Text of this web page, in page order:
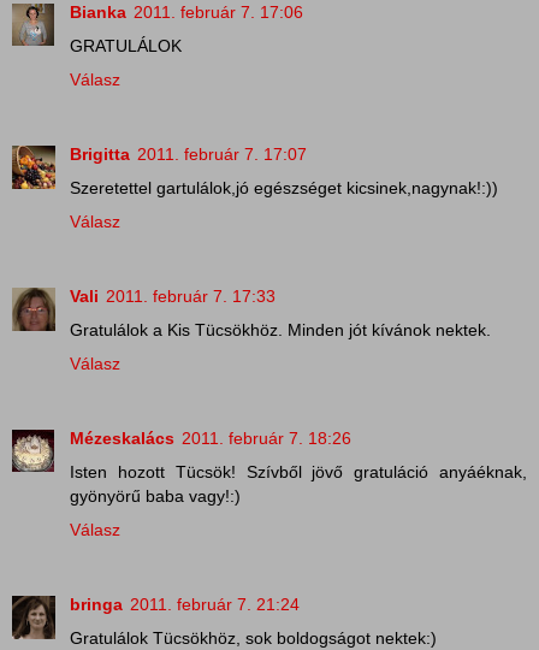
Bianka 2011. február 7. 17:06
GRATULÁLOK
Válasz
Brigitta 2011. február 7. 17:07
Szeretettel gartulálok,jó egészséget kicsinek,nagynak!:))
Válasz
Vali 2011. február 7. 17:33
Gratulálok a Kis Tücsökhöz. Minden jót kívánok nektek.
Válasz
Mézeskalács 2011. február 7. 18:26
Isten hozott Tücsök! Szívből jövő gratuláció anyáéknak,
gyönyörű baba vagy!:)
Válasz
bringa 2011. február 7. 21:24
Gratulálok Tücsökhöz, sok boldogságot nektek:)